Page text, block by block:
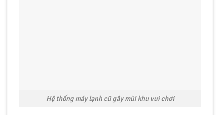
Hệ thống máy lạnh cũ gây mùi khu vui chơi